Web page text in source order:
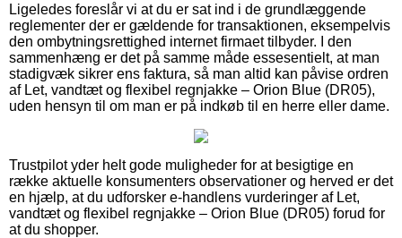
Ligeledes foreslår vi at du er sat ind i de grundlæggende
reglementer der er gældende for transaktionen, eksempelvis
den ombytningsrettighed internet firmaet tilbyder. I den
sammenhæng er det på samme måde essesentielt, at man
stadigvæk sikrer ens faktura, så man altid kan påvise ordren
af Let, vandtæt og flexibel regnjakke – Orion Blue (DR05),
uden hensyn til om man er på indkøb til en herre eller dame.
Trustpilot yder helt gode muligheder for at besigtige en
række aktuelle konsumenters observationer og herved er det
en hjælp, at du udforsker e-handlens vurderinger af Let,
vandtæt og flexibel regnjakke – Orion Blue (DR05) forud for
at du shopper.